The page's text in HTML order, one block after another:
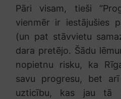
Pāri visam, tieši
vienmēr ir iestājušies
(un pat stāvvietu
dara pretējo. Šādu
nopietnu risku, ka
savu progresu, bet
uzticību, kas jau tā